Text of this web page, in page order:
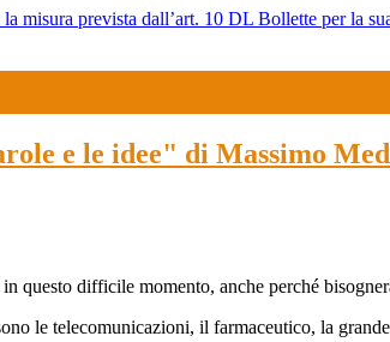
misura prevista dall’art. 10 DL Bollette per la
e le idee" di Massimo
questo difficile momento, anche perché
le telecomunicazioni, il farmaceutico, la